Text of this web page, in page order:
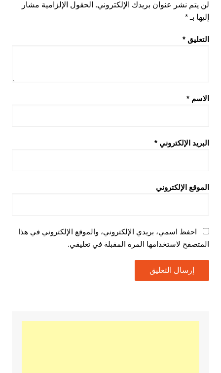
لن يتم نشر عنوان بريدك الإلكتروني. الحقول الإلزامية مشار
إليها بـ *
التعليق *
الاسم *
البريد الإلكتروني *
الموقع الإلكتروني
احفظ اسمي، بريدي الإلكتروني، والموقع الإلكتروني في هذا
المتصفح لاستخدامها المرة المقبلة في تعليقي.